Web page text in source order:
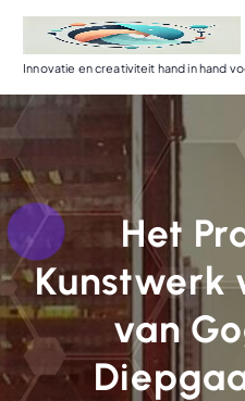
r
d
e
n
o
u
d
Innovatie en creativiteit hand in hand
Het
Kunstwerk
van